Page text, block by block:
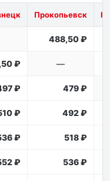
Прокопьевск
488,50 ₽
₽ —
₽ 479 ₽
₽ 492 ₽
₽ 518 ₽
₽ 536 ₽